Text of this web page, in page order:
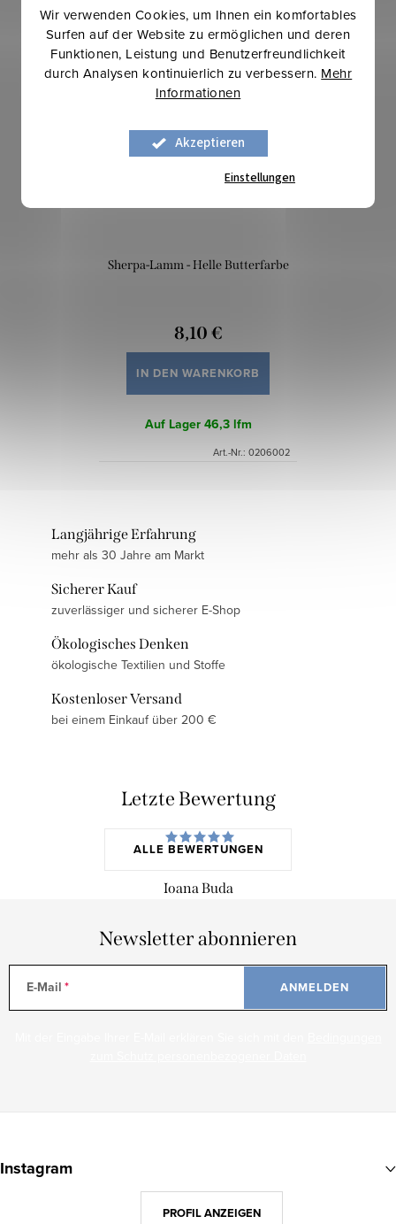
Wir verwenden Cookies, um Ihnen ein komfortables
Surfen auf der Website zu ermöglichen und deren
Funktionen, Leistung und Benutzerfreundlichkeit
durch Analysen kontinuierlich zu verbessern. Mehr
Informationen
Akzeptieren
Einstellungen
Mehr für weniger
Sherpa-Lamm - Helle Butterfarbe
8,10 €
IN DEN WARENKORB
Auf Lager46,3 lfm
Art.-Nr.: 0206002
Langjährige Erfahrung
mehr als 30 Jahre am Markt
Sicherer Kauf
zuverlässiger und sicherer E-Shop
Ökologisches Denken
ökologische Textilien und Stoffe
Kostenloser Versand
bei einem Einkauf über 200 €
Letzte Bewertung
ALLE BEWERTUNGEN
Ioana Buda
Newsletter abonnieren
E-Mail ANMELDEN
uInstagram
PROFIL ANZEIGEN